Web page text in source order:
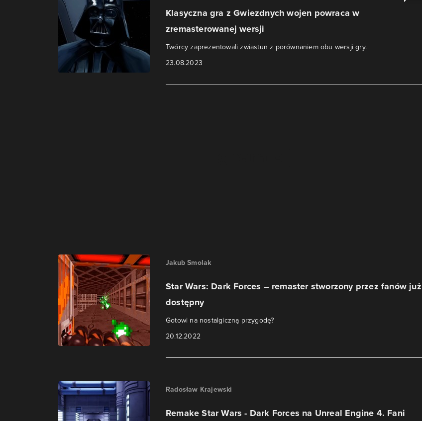
Klasyczna gra z Gwiezdnych wojen powraca w
zremasterowanej wersji
Twórcy zaprezentowali zwiastun z porównaniem obu wersji gry.
23.08.2023
Jakub Smolak
Star Wars: Dark Forces – remaster stworzony przez fanów już
dostępny
Gotowi na nostalgiczną przygodę?
20.12.2022
Radosław Krajewski
Remake Star Wars - Dark Forces na Unreal Engine 4. Fani